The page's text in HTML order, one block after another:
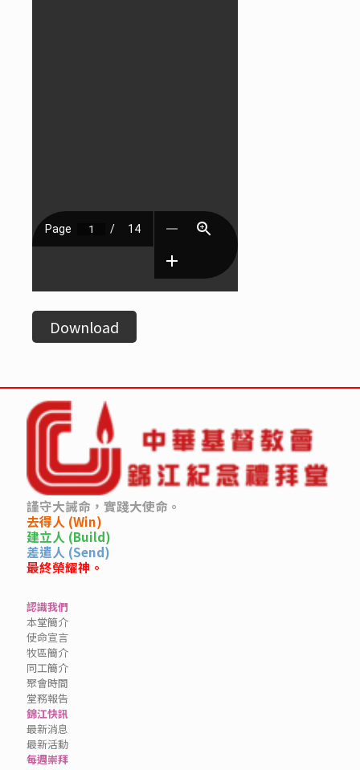
Download
謹守大誡命，實踐大使命。
去得人 (Win)
建立人 (Build)
差遣人 (Send)
最終榮耀神。
認識我們
本堂簡介
使命宣言
牧區簡介
同工簡介
聚會時間
堂務報告
錦江快訊
最新消息
最新活動
每週崇拜